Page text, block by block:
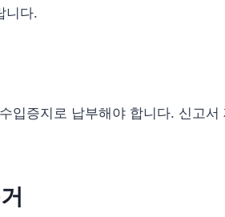
니다.
입증지로 납부해야 합니다. 신고서